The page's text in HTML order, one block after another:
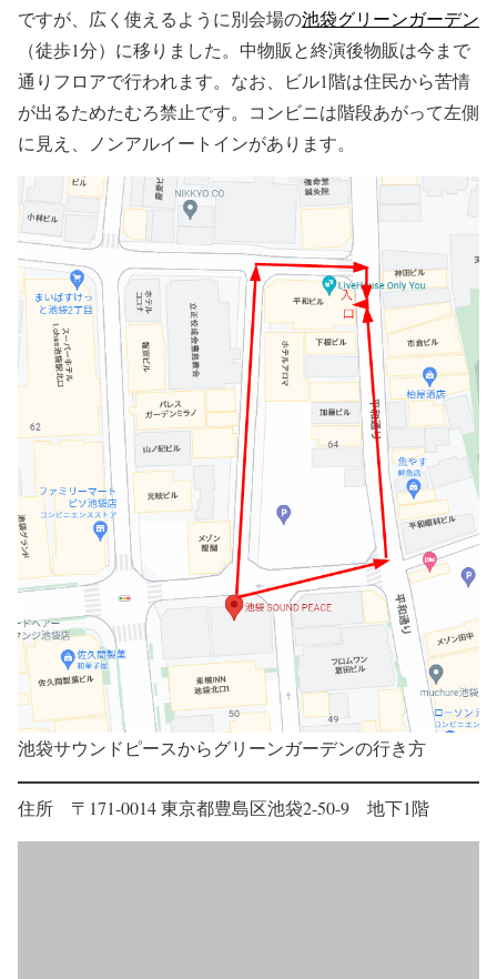
ですが、広く使えるように別会場の池袋グリーンガーデン
（徒歩1分）に移りました。中物販と終演後物販は今まで
通りフロアで行われます。なお、ビル1階は住民から苦情
が出るためたむろ禁止です。コンビニは階段あがって左側
に見え、ノンアルイートインがあります。
池袋サウンドピースからグリーンガーデンの行き方
住所 〒171-0014 東京都豊島区池袋2-50-9 地下1階